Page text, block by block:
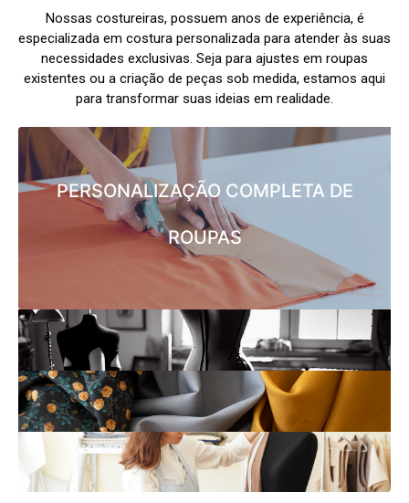
Nossas costureiras, possuem anos de experiência, é
especializada em costura personalizada para atender às suas
necessidades exclusivas. Seja para ajustes em roupas
existentes ou a criação de peças sob medida, estamos aqui
para transformar suas ideias em realidade.
PERSONALIZAÇÃO COMPLETA DE
ROUPAS